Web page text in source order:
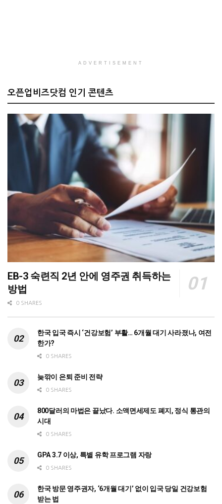
ADVERTISEMENT
오픈업비즈닷컴 인기 콘텐츠
EB-3 숙련직 2년 안에 영주권 취득하는
방법
0 SHARES
한국 입국 즉시 ‘건강보험’ 부활… 6개월 대기 사라졌나, 여전
한가?
0 SHARES
늦깎이 은퇴 준비 전략
0 SHARES
800달러의 마법은 끝났다. 소액면세제도 폐지, 정식 통관의
시대
0 SHARES
GPA 3.7 이상, 특별 유학 프로그램 자랑
0 SHARES
한국 방문 영주권자, ‘6개월 대기’ 없이 입국 당일 건강보험
받는 법